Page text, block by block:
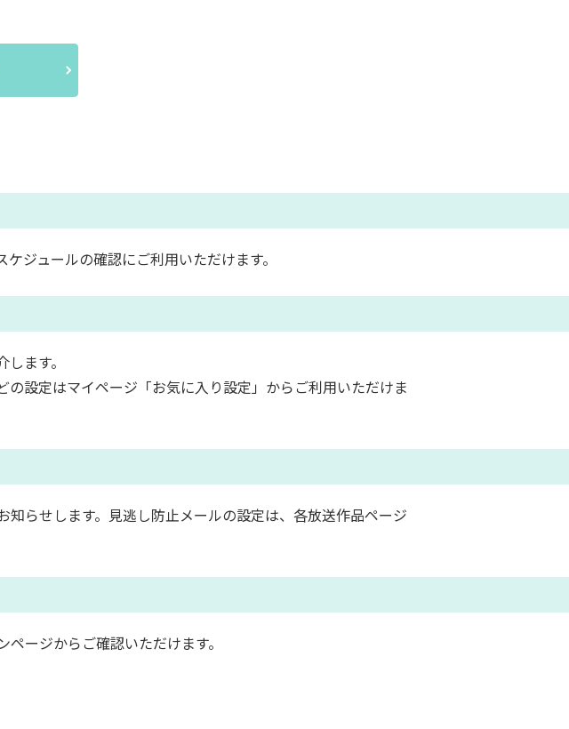
ジュールの確認にご利用いただけます。
ます。
設定はマイページ「お気に入り設定」からご利用いただけま
らせします。見逃し防止メールの設定は、各放送作品ページ
ージからご確認いただけます。